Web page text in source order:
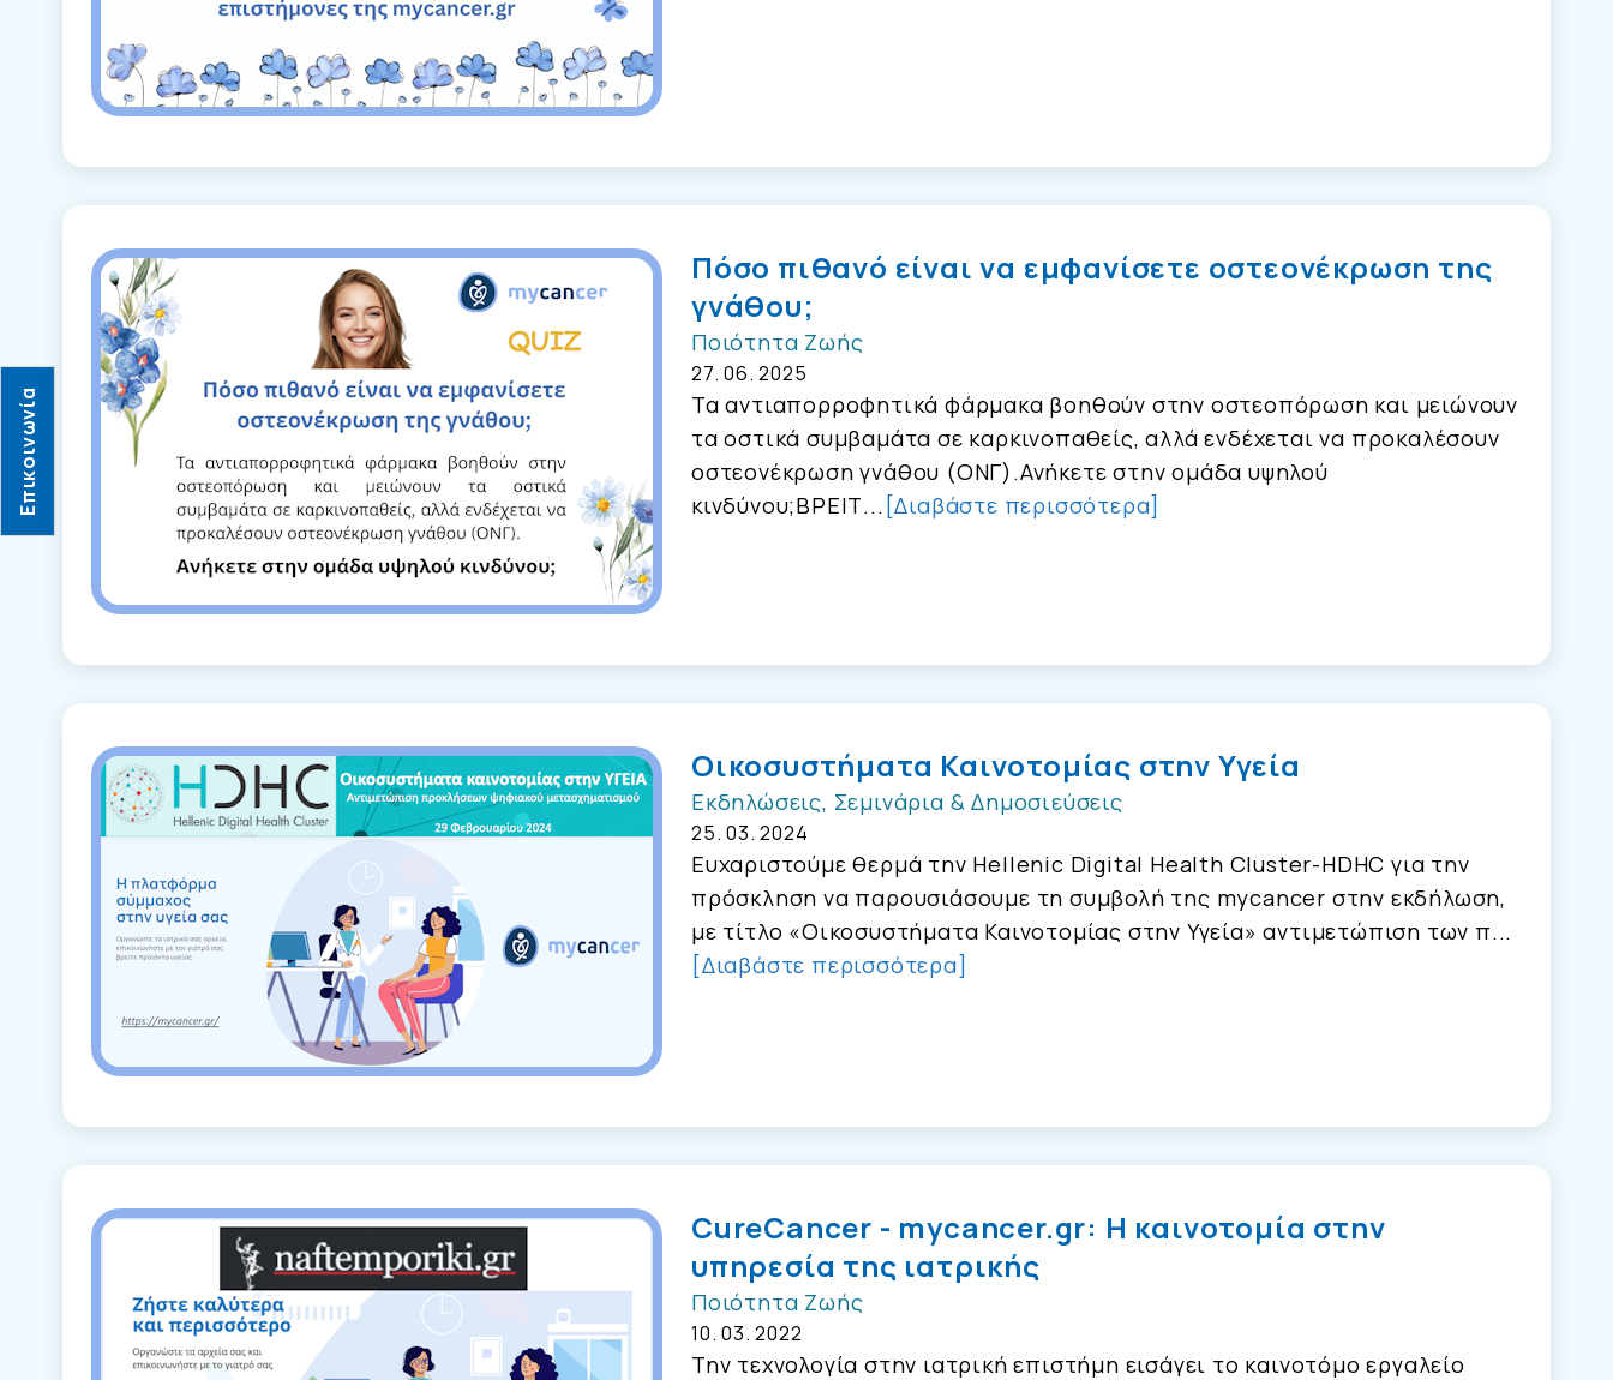
Επικοινωνία
Πόσο πιθανό είναι να εμφανίσετε οστεονέκρωση της
γνάθου;
Ποιότητα Ζωής
27. 06. 2025
Τα αντιαπορροφητικά φάρμακα βοηθούν στην οστεοπόρωση και μειώνουν
τα οστικά συμβαμάτα σε καρκινοπαθείς, αλλά ενδέχεται να προκαλέσουν
οστεονέκρωση γνάθου (ΟΝΓ).Ανήκετε στην ομάδα υψηλού
κινδύνου;ΒΡΕΙΤ... [Διαβάστε περισσότερα]
Οικοσυστήματα Καινοτομίας στην Υγεία
Εκδηλώσεις, Σεμινάρια & Δημοσιεύσεις
25. 03. 2024
Ευχαριστούμε θερμά την Hellenic Digital Health Cluster-HDHC για την
πρόσκληση να παρουσιάσουμε τη συμβολή της mycancer στην εκδήλωση,
με τίτλο «Οικοσυστήματα Καινοτομίας στην Υγεία» αντιμετώπιση των π...
[Διαβάστε περισσότερα]
CureCancer - mycancer.gr: Η καινοτομία στην
υπηρεσία της ιατρικής
Ποιότητα Ζωής
10. 03. 2022
Την τεχνολογία στην ιατρική επιστήμη εισάγει το καινοτόμο εργαλείο